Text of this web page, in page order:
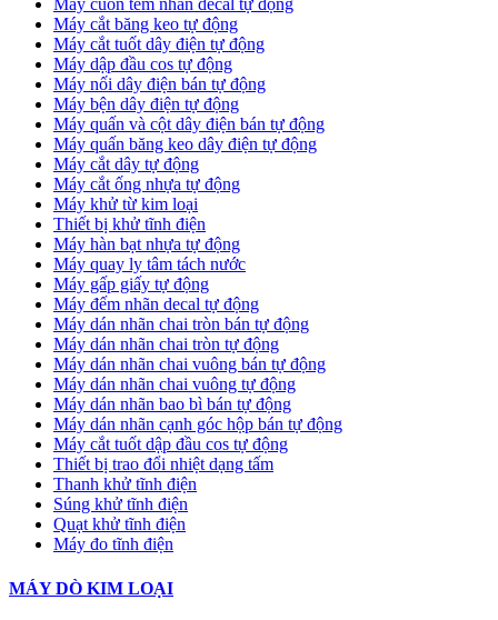
Máy cuốn tem nhãn decal tự động
Máy cắt băng keo tự động
Máy cắt tuốt dây điện tự động
Máy dập đầu cos tự động
Máy nối dây điện bán tự động
Máy bện dây điện tự động
Máy quấn và cột dây điện bán tự động
Máy quấn băng keo dây điện tự động
Máy cắt dây tự động
Máy cắt ống nhựa tự động
Máy khử từ kim loại
Thiết bị khử tĩnh điện
Máy hàn bạt nhựa tự động
Máy quay ly tâm tách nước
Máy gấp giấy tự động
Máy đếm nhãn decal tự động
Máy dán nhãn chai tròn bán tự động
Máy dán nhãn chai tròn tự động
Máy dán nhãn chai vuông bán tự động
Máy dán nhãn chai vuông tự động
Máy dán nhãn bao bì bán tự động
Máy dán nhãn cạnh góc hộp bán tự động
Máy cắt tuốt dập đầu cos tự động
Thiết bị trao đổi nhiệt dạng tấm
Thanh khử tĩnh điện
Súng khử tĩnh điện
Quạt khử tĩnh điện
Máy đo tĩnh điện
MÁY DÒ KIM LOẠI